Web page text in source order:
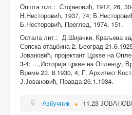
Општа лит.: Стојановић, 1912, 26,
Н.Несторовић, 1937, 74;
Б.Несторовић, Преглед, 1974, 151.
Остала лит.: Д.Шијачки, Краљева
Српска отаџбина 2, Београд
Јовановић, пројектант Цркве на
3-4; ...,Историја цркве на Опленцу,
Време 23. 8.1930, 4; Г. Архитект
Ј.Јовановић, Правда 26.1.1934.
Азбучник
11.23